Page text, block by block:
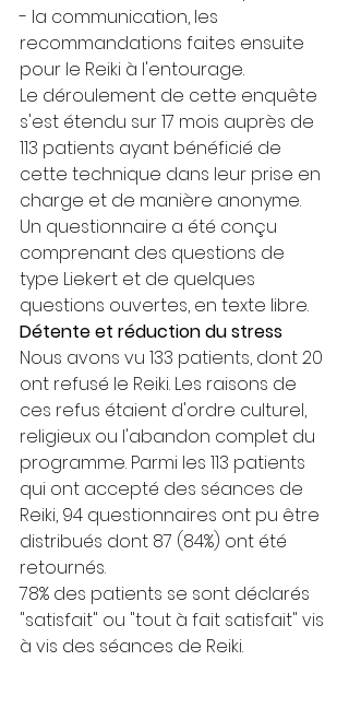
- la communication, les
recommandations faites ensuite
pour le Reiki à l'entourage.
Le déroulement de cette enquête
s'est étendu sur 17 mois auprès de
113 patients ayant bénéficié de
cette technique dans leur prise en
charge et de manière anonyme.
Un questionnaire a été conçu
comprenant des questions de
type Liekert et de quelques
questions ouvertes, en texte libre.
Détente et réduction du stress
Nous avons vu 133 patients, dont 20
ont refusé le Reiki. Les raisons de
ces refus étaient d'ordre culturel,
religieux ou l'abandon complet du
programme. Parmi les 113 patients
qui ont accepté des séances de
Reiki, 94 questionnaires ont pu être
distribués dont 87 (84%) ont été
retournés.
78% des patients se sont déclarés
"satisfait" ou "tout à fait satisfait" vis
à vis des séances de Reiki.